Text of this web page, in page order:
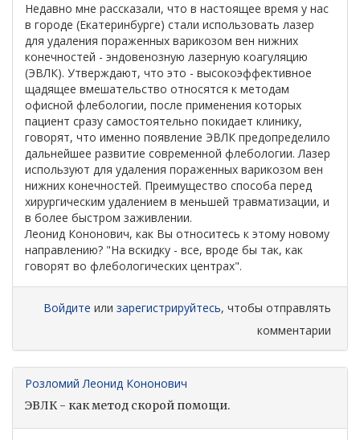
Недавно мне рассказали, что в настоящее время у нас
в городе (Екатеринбурге) стали использовать лазер
для удаления пораженных варикозом вен нижних
конечностей - эндовенозную лазерную коагуляцию
(ЭВЛК). Утверждают, что это - высокоэффективное
щадящее вмешательство относятся к методам
офисной флебологии, после применения которых
пациент сразу самостоятельно покидает клинику,
говорят, что именно появление ЭВЛК предопределило
дальнейшее развитие современной флебологии. Лазер
используют для удаления пораженных варикозом вен
нижних конечностей. Преимущество способа перед
хирургическим удалением в меньшей травматизации, и
в более быстром заживлении.
Леонид Кононович, как Вы относитесь к этому новому
направлению? "На вскидку - все, вроде бы так, как
говорят во флебологических центрах".
Войдите или зарегистрируйтесь, чтобы отправлять
комментарии
Розломий Леонид Кононович
ЭВЛК - как метод скорой помощи.